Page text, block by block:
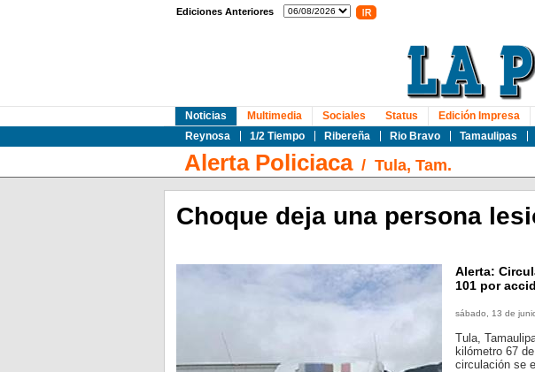
Ediciones Anteriores
Noticias
Reynosa
1/2 Tiempo Ribereña Rio Bravo Tamaulipas
Multimedia Sociales Status Edición Impresa
Alerta Policiaca/ Tula, Tam.
Choque deja una persona
Alerta:
101 por
sábado, 13 de
Tula,
kilómetro 67
circulación se